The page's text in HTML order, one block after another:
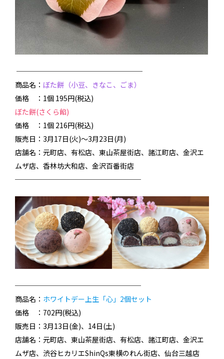
──────────────────
商品名： ぼた餅（小豆、きなこ、ごま）
価格 ：1個 195円(税込)
ぼた餅(さくら餡)
価格 ：1個 216円(税込)
販売日：3月17日(火)～3月23日(月)
店舗名：元町店、有松店、東山茶屋街店、諸江町店、金沢エ
ムザ店、香林坊大和店、金沢百番街店
──────────────────
──────────────────
商品名： ホワイトデー上生「心」2個セット
価格 ：702円(税込)
販売日：3月13日(金)、14日(土)
店舗名：元町店、東山茶屋街店、有松店、諸江町店、金沢エ
ムザ店、渋谷ヒカリエShinQs東横のれん街店、仙台三越店